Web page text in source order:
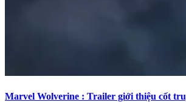
Marvel Wolverine : Trailer giới thiệu cốt